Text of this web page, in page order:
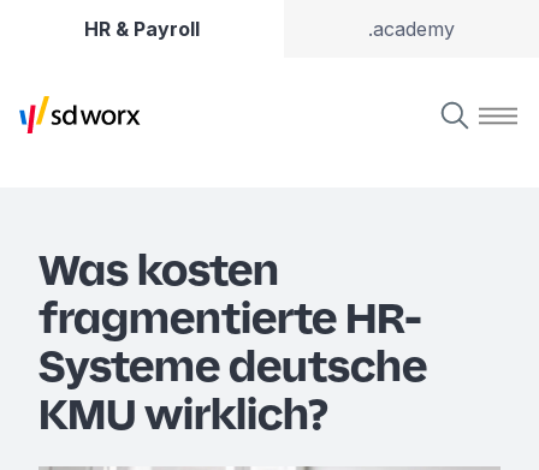
HR & Payroll .academy
Was kosten
fragmentierte HR-
Systeme deutsche
KMU wirklich?